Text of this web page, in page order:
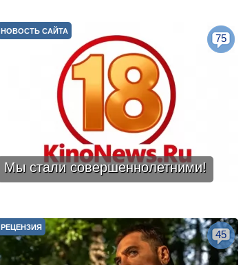
Мы стали совершеннолетними!
НОВОСТЬ САЙТА
75
РЕЦЕНЗИЯ
45